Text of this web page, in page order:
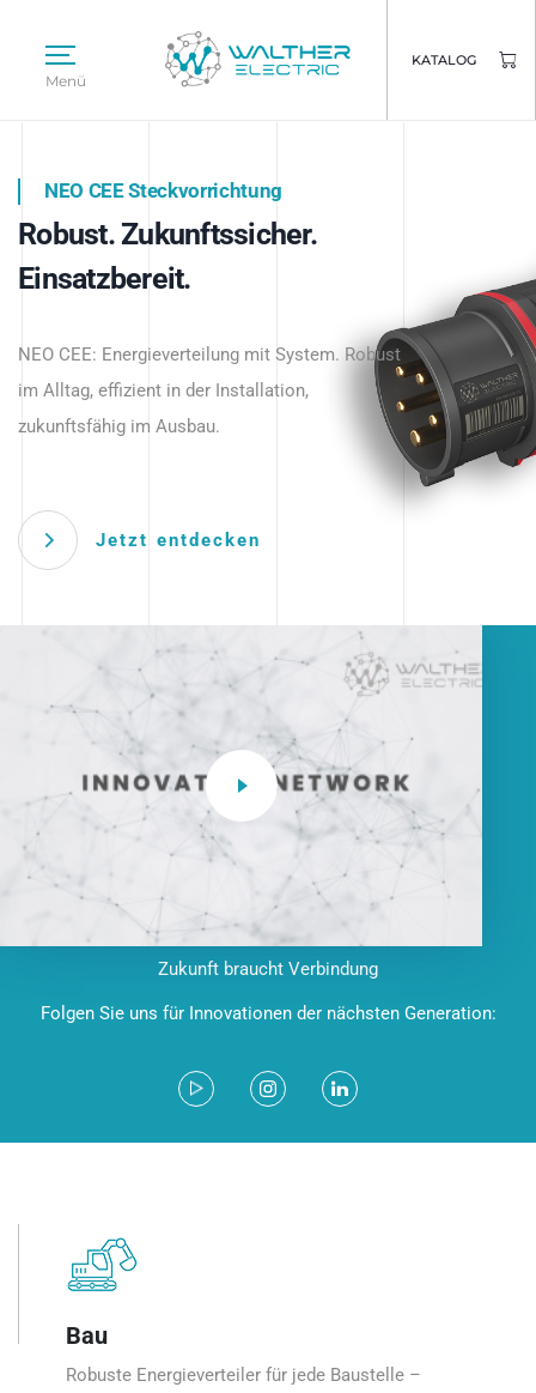
Menü
KATALOG
Intelligente Stromverteilung
beginnt hier.
NEO CEE Steckvorrichtung
Robust. Zukunftssicher.
Einsatzbereit.
NEO CEE: Energieverteilung mit System. Robust
im Alltag, effizient in der Installation,
zukunftsfähig im Ausbau.
Jetzt entdecken
Intelligenz trifft Energie.
Anwendungen – robust, IP-geschützt und
zukunftsfähig.
Zukunft braucht Verbindung
Folgen Sie uns für Innovationen der nächsten Generation:
Bau
Robuste Energieverteiler für jede Baustelle –